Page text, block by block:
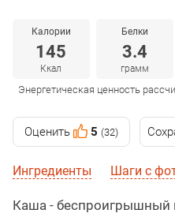
Калории
145
Ккал
Белки
3.4
грамм
Энергетическая ценность
Оценить 5 (32)
Ингредиенты Шаги с
Каша - беспроигрышный